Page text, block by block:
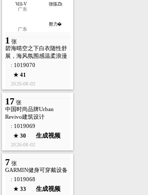
Vill-V
广东
张張Zh
广东
努力�
1 张
碧海晴空之下白衣随性舒
展，海风氛围感温柔浪漫
: 1019070
★ 41
2026-08-02
17 张
中国时尚品牌Urban
Revivo建筑设计
: 1019069
★ 30
生成视频
2026-08-02
7 张
GARMIN健身可穿戴设备
: 1019068
★ 33
生成视频